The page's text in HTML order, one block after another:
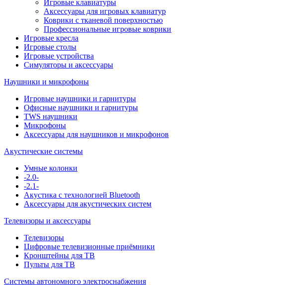
Игровые клавиатуры
Аксессуары для игровых клавиатур
Коврики с тканевой поверхностью
Профессиональные игровые коврики
Игровые кресла
Игровые столы
Игровые устройства
Симуляторы и аксессуары
Наушники и микрофоны
Игровые наушники и гарнитуры
Офисные наушники и гарнитуры
TWS наушники
Микрофоны
Аксессуары для наушников и микрофонов
Акустические системы
Умные колонки
-2.0-
-2.1-
Акустика с технологией Bluetooth
Аксессуары для акустических систем
Телевизоры и аксессуары
Телевизоры
Цифровые телевизионные приёмники
Кронштейны для ТВ
Пульты для ТВ
Системы автономного электроснабжения